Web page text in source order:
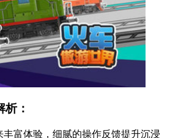
：
丰富体验，细腻的操作反馈提升沉浸